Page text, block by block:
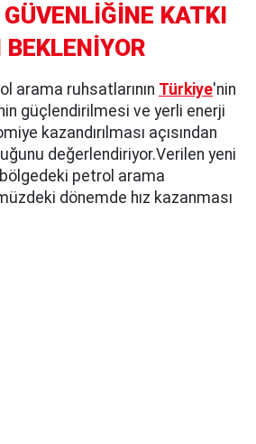
KATKI
arama ruhsatlarının Türkiye'nin
güçlendirilmesi ve yerli enerji
kazandırılması açısından
değerlendiriyor.Verilen yeni
petrol arama
dönemde hız kazanması